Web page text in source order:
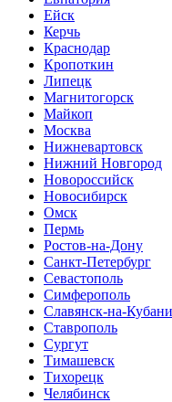
Ейск
Керчь
Краснодар
Кропоткин
Липецк
Магнитогорск
Майкоп
Москва
Нижневартовск
Нижний Новгород
Новороссийск
Новосибирск
Омск
Пермь
Ростов-на-Дону
Санкт-Петербург
Севастополь
Симферополь
Славянск-на-Кубани
Ставрополь
Сургут
Тимашевск
Тихорецк
Челябинск